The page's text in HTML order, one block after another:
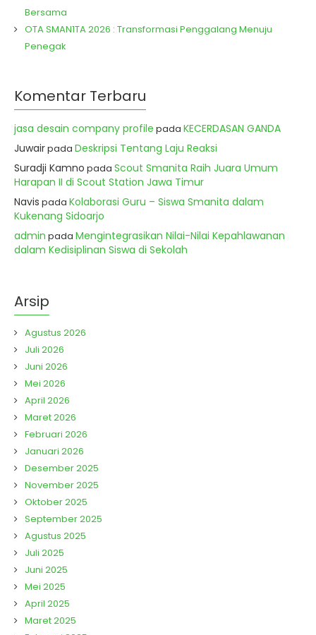
Bersama
OTA SMAN1TA 2026 : Transformasi Penggalang Menuju
Penegak
Komentar Terbaru
jasa desain company profile pada KECERDASAN GANDA
Juwairpada Deskripsi Tentang Laju Reaksi
Suradji Kamno pada Scout Smanita Raih Juara Umum
Harapan II di Scout Station Jawa Timur
Navis pada Kolaborasi Guru – Siswa Smanita dalam
Kukenang Sidoarjo
admin pada Mengintegrasikan Nilai-Nilai Kepahlawanan
dalam Kedisiplinan Siswa di Sekolah
Arsip
Agustus 2026
Juli 2026
Juni 2026
Mei 2026
April 2026
Maret 2026
Februari 2026
Januari 2026
Desember 2025
November 2025
Oktober 2025
September 2025
Agustus 2025
Juli 2025
Juni 2025
Mei 2025
April 2025
Maret 2025